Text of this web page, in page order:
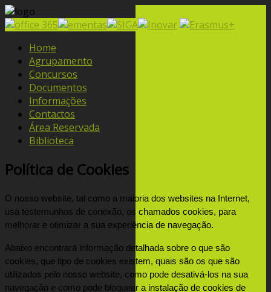
Home
Agrupamento
Concursos
Documentos
Informações
Contactos
Área Reservada
Biblioteca
Política de Cookies
O nosso website, tal como a maioria dos websites na Internet,
usa testemunhos de conexão, os chamados cookies, para
melhorar e otimizar a sua experiência de navegação.
Abaixo encontrará informação detalhada sobre o que são
cookies, que tipo de cookies existem, quais são os que são
utilizados pelo nosso website, como pode desativá-los na sua
navegação e como pode bloquear a instalação de cookies de